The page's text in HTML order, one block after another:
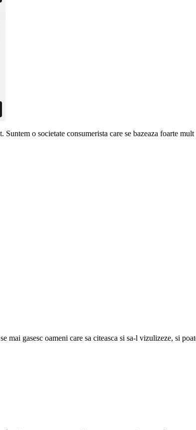
Suntem o societate consumerista care se bazeaza foarte
mai gasesc oameni care sa citeasca si sa-l vizulizeze, si